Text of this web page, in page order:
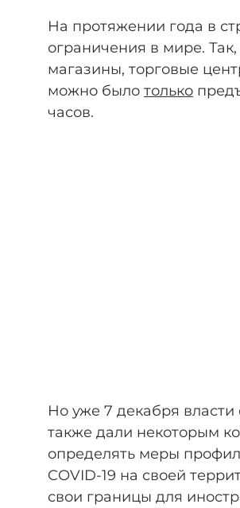
На протяжении года в
ограничения в мире.
магазины, торговые
можно было только
часов.
Но уже 7 декабря
также дали некоторым
определять меры
COVID-19 на своей
свои границы для